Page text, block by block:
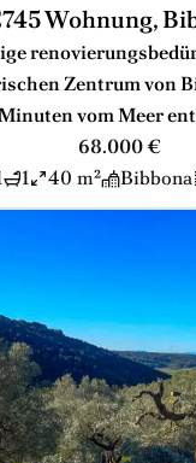
Wohnung,
Zentrum von
vom Meer
68.000 €
1 40 m² Bibbona